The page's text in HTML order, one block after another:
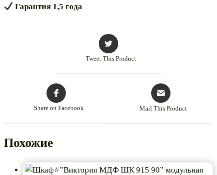
Гарантия 1,5 года
Tweet This Product
Share on Facebook Mail This Product
Похожие